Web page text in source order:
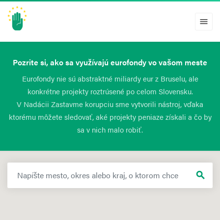
menu
Pozrite si, ako sa využívajú eurofondy vo vašom meste
Eurofondy nie sú abstraktné miliardy eur z Bruselu, ale
konkrétne projekty roztrúsené po celom Slovensku.
V Nadácii Zastavme korupciu sme vytvorili nástroj, vďaka
ktorému môžete sledovať, aké projekty peniaze získali a čo by
sa v nich malo robiť.
search